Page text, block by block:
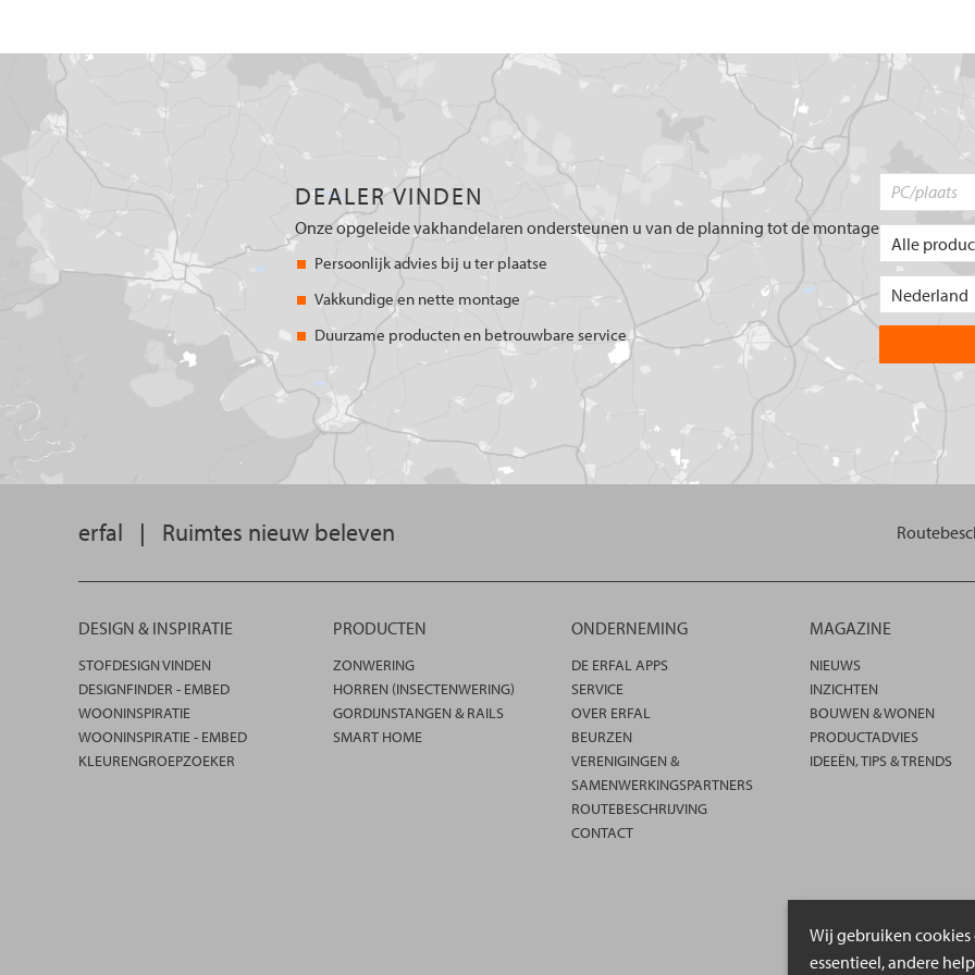
Wij gebruiken
essentieel, andere
DEALER VINDEN
Onze opgeleide vakhandelaren ondersteunen u van de planning tot de montage
Persoonlijk advies bij u ter plaatse
Vakkundige en nette montage
Duurzame producten en betrouwbare service
erfal | Ruimtes nieuw beleven
DESIGN & INSPIRATIE
STOFDESIGN VINDEN
DESIGNFINDER - EMBED
WOONINSPIRATIE
WOONINSPIRATIE - EMBED
KLEURENGROEPZOEKER
PRODUCTEN
ZONWERING
HORREN (INSECTENWERING)
GORDIJNSTANGEN & RAILS
SMART HOME
ONDERNEMING
DE ERFAL APPS
SERVICE
OVER ERFAL
BEURZEN
VERENIGINGEN &
SAMENWERKINGSPARTNERS
ROUTEBESCHRIJVING
CONTACT
MAGAZINE
NIEUWS
INZICHTEN
BOUWEN & WONEN
PRODUCTADVIES
IDEEËN, TIPS & TRENDS